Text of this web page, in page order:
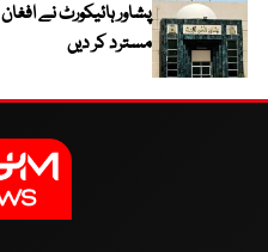
پشاور ہائیکورٹ نے
مسترد کر دیں